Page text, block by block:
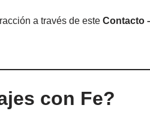
a través de este Contacto
con Fe?